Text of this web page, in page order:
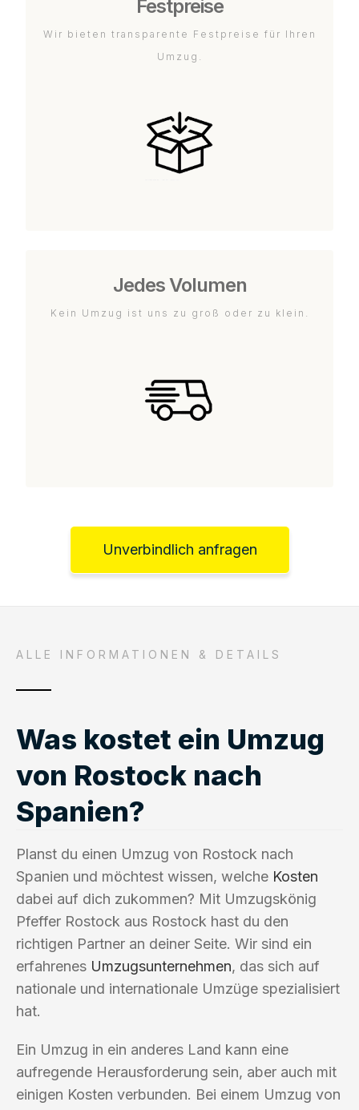
Festpreise
Wir bieten transparente Festpreise für Ihren
Umzug.
Jedes Volumen
Kein Umzug ist uns zu groß oder zu klein.
Unverbindlich anfragen
ALLE INFORMATIONEN & DETAILS
Was kostet ein Umzug
von Rostock nach
Spanien?
Planst du einen Umzug von Rostock nach
Spanien und möchtest wissen, welche Kosten
dabei auf dich zukommen? Mit Umzugskönig
Pfeffer Rostock aus Rostock hast du den
richtigen Partner an deiner Seite. Wir sind ein
erfahrenes Umzugsunternehmen, das sich auf
nationale und internationale Umzüge spezialisiert
hat.
Ein Umzug in ein anderes Land kann eine
aufregende Herausforderung sein, aber auch mit
einigen Kosten verbunden. Bei einem Umzug von